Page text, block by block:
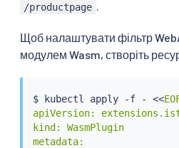
/productpage
Щоб налаштувати фільтр
модулем Wasm, створіть
$ kubectl apply -f - <<
apiVersion:
kind: WasmPlugin
metadata: